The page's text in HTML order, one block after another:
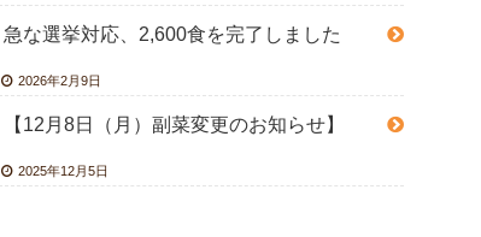
急な選挙対応、2,600食を完了しました
2026年2月9日
【12月8日（月）副菜変更のお知らせ】
2025年12月5日